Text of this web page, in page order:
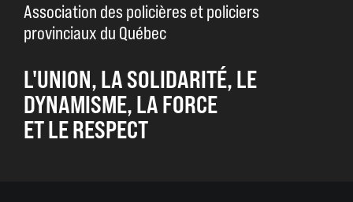
Association des policières et policiers
provinciaux du Québec
L'UNION, LA SOLIDARITÉ, LE
DYNAMISME, LA FORCE
ET LE RESPECT